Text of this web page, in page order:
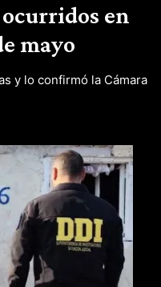
en
mayo
y lo confirmó la Cámara